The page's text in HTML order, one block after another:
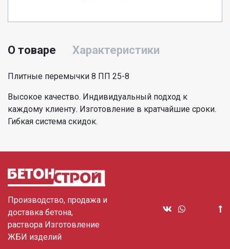
О товаре Характеристики
Плитные перемычки 8 ПП 25-8
Высокое качество. Индивидуальный подход к
каждому клиенту. Изготовление в кратчайшие сроки.
Гибкая система скидок.
Производство, продажа и
доставка бетона,
раствора Изготовление
ЖБИ изделий